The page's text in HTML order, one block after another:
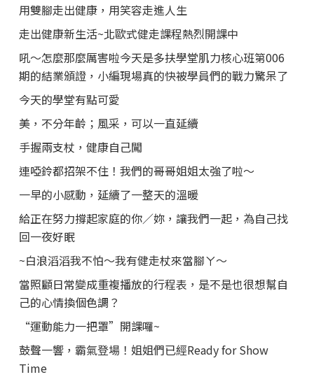
用雙腳走出健康，用笑容走進人生
走出健康新生活~北歐式健走課程熱烈開課中
吼～怎麼那麼厲害啦今天是多扶學堂肌力核心班第006
期的結業頒證，小編現場真的快被學員們的戰力驚呆了
今天的學堂有點可愛
美，不分年齡；風采，可以一直延續
手握兩支杖，健康自己闖
連啞鈴都招架不住！我們的哥哥姐姐太強了啦～
一早的小感動，延續了一整天的溫暖
給正在努力撐起家庭的你／妳，讓我們一起，為自己找
回一夜好眠
~白浪滔滔我不怕～我有健走杖來當腳ㄚ～
當照顧日常變成重複播放的行程表，是不是也很想幫自
己的心情換個色調？
“運動能力一把罩”開課囉~
鼓聲一響，霸氣登場！姐姐們已經Ready for Show
Time